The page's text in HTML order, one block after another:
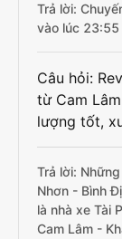
Trả lời:
vào lúc 23:55
Câu hỏi:
từ Cam
lượng tốt,
Trả lời:
Nhơn - Bình
là nhà xe Tài
Cam Lâm -